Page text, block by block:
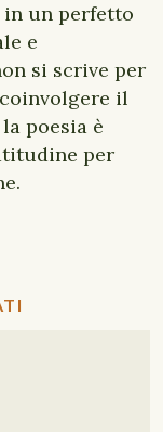
in un perfetto
e
si scrive per
il
poesia è
per